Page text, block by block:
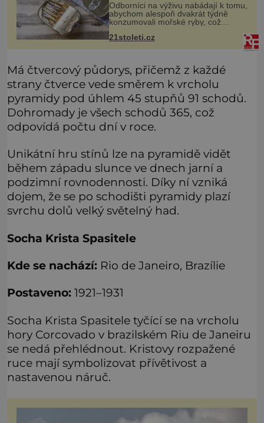
Odborníci na výživu nabádají k tomu,
abychom alespoň dvakrát týdně
konzumovali mořské ryby, což
ovšem může být zatěžující pro
peněženku. Dobrou zprávou je, že
hvězdou doporučení se nyní staly
21stoleti.cz
Má čtvercový půdorys, přičemž z každé
strany čtverce vede směrem k vrcholu
pyramidy pod úhlem 45 stupňů 91 schodů.
Dohromady je všech schodů 365, což
odpovídá počtu dní v roce.
Unikátní hru stínů lze na pyramidě vidět
během západu slunce ve dnech jarní a
podzimní rovnodennosti. Díky ní vzniká
dojem, že se po schodišti pyramidy plazí
svrchu dolů velký světelný had.
Socha Krista Spasitele
Kde se nachází: Rio de Janeiro, Brazílie
Postaveno: 1921–1931
Socha Krista Spasitele tyčící se na vrcholu
hory Corcovado v brazilském Riu de Janeiru
se nedá přehlédnout. Kristovy rozpažené
ruce mají symbolizovat přívětivost a
nastavenou náruč.